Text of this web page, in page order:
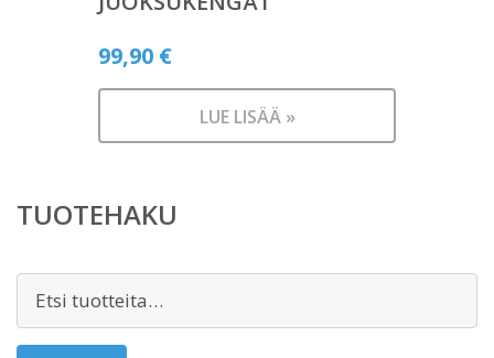
99,90 €
LUE LISÄÄ »
TUOTEHAKU
Etsi: